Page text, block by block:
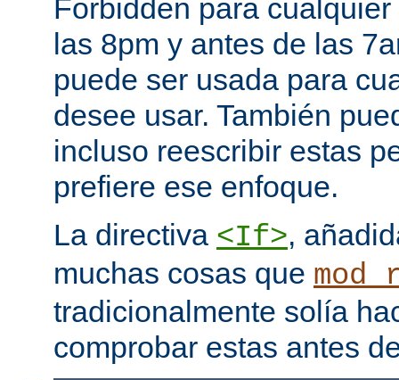
Forbidden para
las 8pm y antes de las
puede ser usada para
desee usar. También
incluso reescribir estas
prefiere ese enfoque.
La directiva <If>,
muchas cosas que
tradicionalmente solía
comprobar estas antes